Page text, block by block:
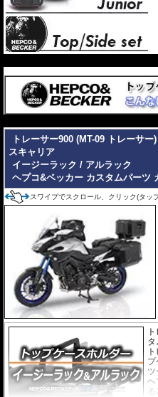
トレーサー900 (MT-09 トレーサ
スキャリア
イージーラック / アルラック
ヘプコ&ベッカー カスタムパーツ
スワイプでスクロール、クリック(タッ
タ
プ
ツ
ヘ